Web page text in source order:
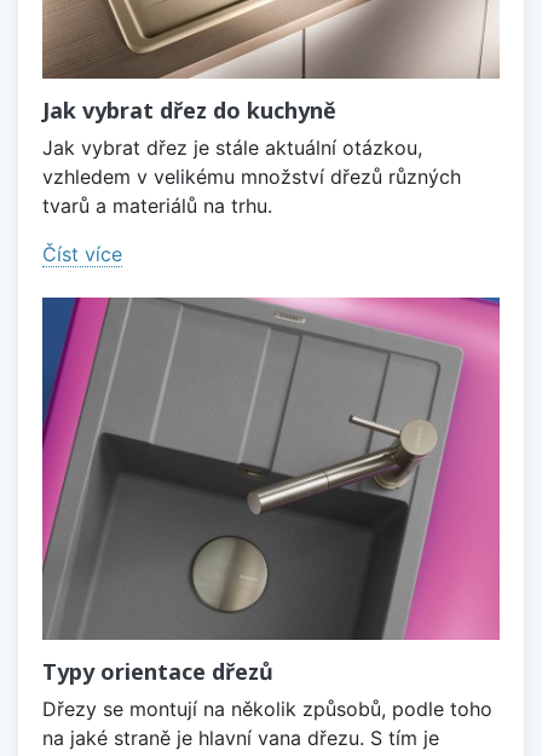
Jak vybrat dřez do kuchyně
Jak vybrat dřez je stále aktuální otázkou,
vzhledem v velikému množství dřezů různých
tvarů a materiálů na trhu.
Číst více
Typy orientace dřezů
Dřezy se montují na několik způsobů, podle toho
na jaké straně je hlavní vana dřezu. S tím je